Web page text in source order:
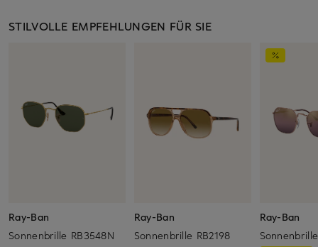
STILVOLLE EMPFEHLUNGEN FÜR SIE
Ray-Ban
Sonnenbrille RB3548N
Ray-Ban
Sonnenbrille RB2198
Ray-Ban